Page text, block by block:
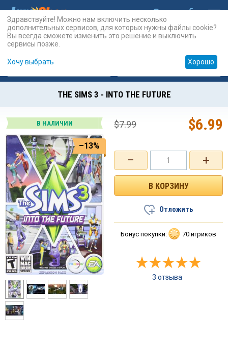
Карты Prepaid
THE SIMS 3 - INTO THE FUTURE
В НАЛИЧИИ
–13%
+
−
$6.99
$7.99
Отложить
Бонус покупки: 70 игриков
3 отзыва
Здравствуйте! Можно нам включить несколько
дополнительных сервисов, для которых нужны файлы cookie?
Вы всегда сможете изменить это решение и выключить
сервисы позже.
Хочу выбрать Хорошо